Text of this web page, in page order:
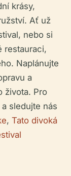
krásy,
Ať už
nebo si
restauraci,
Naplánujte
a
života. Pro
sledujte nás
, Tato divoká